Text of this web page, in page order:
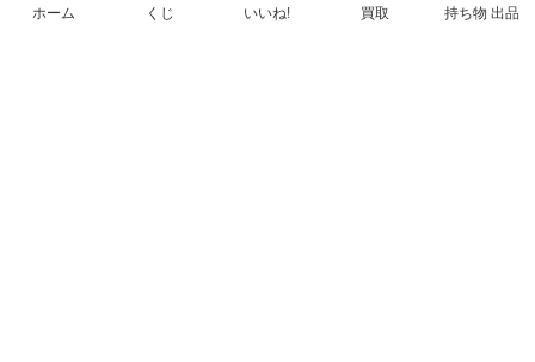
ホーム くじ いいね! 買取 持ち物 出品